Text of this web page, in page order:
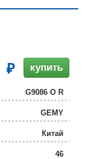
купить
G9086 O R
GEMY
Китай
46